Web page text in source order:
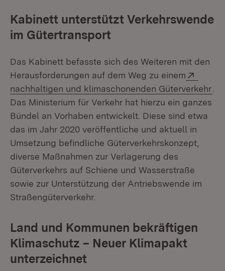
Kabinett unterstützt Verkehrswende
im Gütertransport
Das Kabinett befasste sich des Weiteren mit den
Herausforderungen auf dem Weg zu einem
nachhaltigen und klimaschonenden Güterverkehr
Das Ministerium für Verkehr hat hierzu ein ganzes
Bündel an Vorhaben entwickelt. Diese sind etwa
das im Jahr 2020 veröffentliche und aktuell in
Umsetzung befindliche Güterverkehrskonzept,
diverse Maßnahmen zur Verlagerung des
Güterverkehrs auf Schiene und Wasserstraße
sowie zur Unterstützung der Antriebswende im
Straßengüterverkehr.
Land und Kommunen bekräftigen
Klimaschutz – Neuer Klimapakt
unterzeichnet